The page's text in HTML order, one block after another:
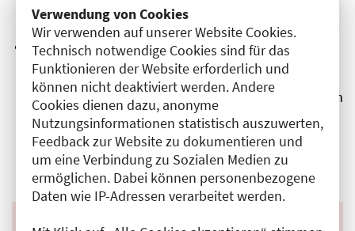
Verwendung von Cookies
Wir verwenden auf unserer Website Cookies.
Technisch notwendige Cookies sind für das
Funktionieren der Website erforderlich und
können nicht deaktiviert werden. Andere
Cookies dienen dazu, anonyme
Nutzungsinformationen statistisch auszuwerten,
Feedback zur Website zu dokumentieren und
um eine Verbindung zu Sozialen Medien zu
ermöglichen. Dabei können personenbezogene
Daten wie IP-Adressen verarbeitet werden.
Zusammenarbeit im Team haben Einfluss auf das
Ergebnis der ärztlichen Arbeit.
Für viele Patient:innen sind der Stil, der Service und
die Praxisorganisation wichtige
Entscheidungskriterien bei der Wahl der Ärztin oder
des Arztes. Über die Qualität der ärztlichen Arbeit an
sich sagen diese Einflussgrößen allerdings wenig
aus.